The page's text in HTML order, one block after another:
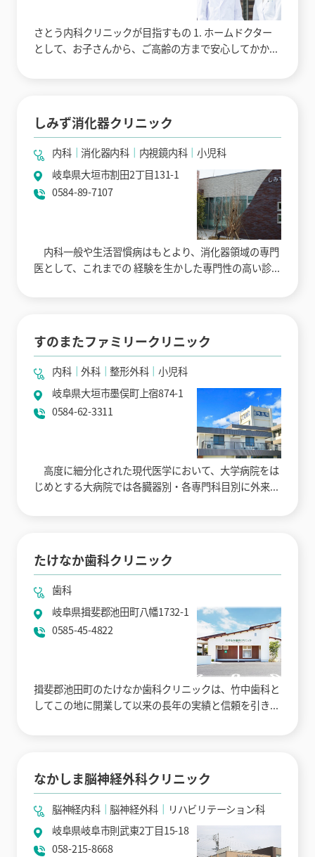
さとう内科クリニックが目指すもの 1. ホームドクター
として、お子さんから、ご高齢の方まで安心してかか...
しみず消化器クリニック
内科 消化器内科 内視鏡内科
小児科
岐阜県大垣市割田2丁目131-1
0584-89-7107
内科一般や生活習慣病はもとより、消化器領域の専門
医として、これまでの 経験を生かした専門性の高い診...
すのまたファミリークリニック
内科 外科 整形外科
小児科
岐阜県大垣市墨俣町上宿874-1
0584-62-3311
高度に細分化された現代医学において、大学病院をは
じめとする大病院では各臓器別・各専門科目別に外来...
たけなか歯科クリニック
歯科
岐阜県揖斐郡池田町八幡1732-1
0585-45-4822
揖斐郡池田町のたけなか歯科クリニックは、竹中歯科と
してこの地に開業して以来の長年の実績と信頼を引き...
なかしま脳神経外科クリニック
脳神経内科 脳神経外科
リハビリテーション科
岐阜県岐阜市則武東2丁目15-18
058-215-8668